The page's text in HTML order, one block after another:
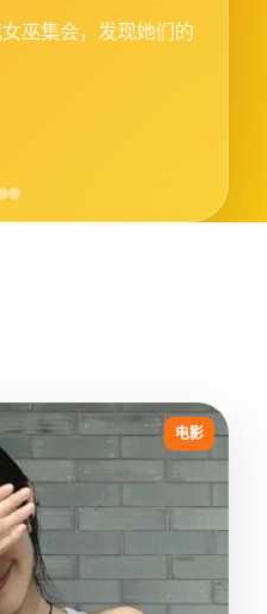
辩论“水为什么没有
电影